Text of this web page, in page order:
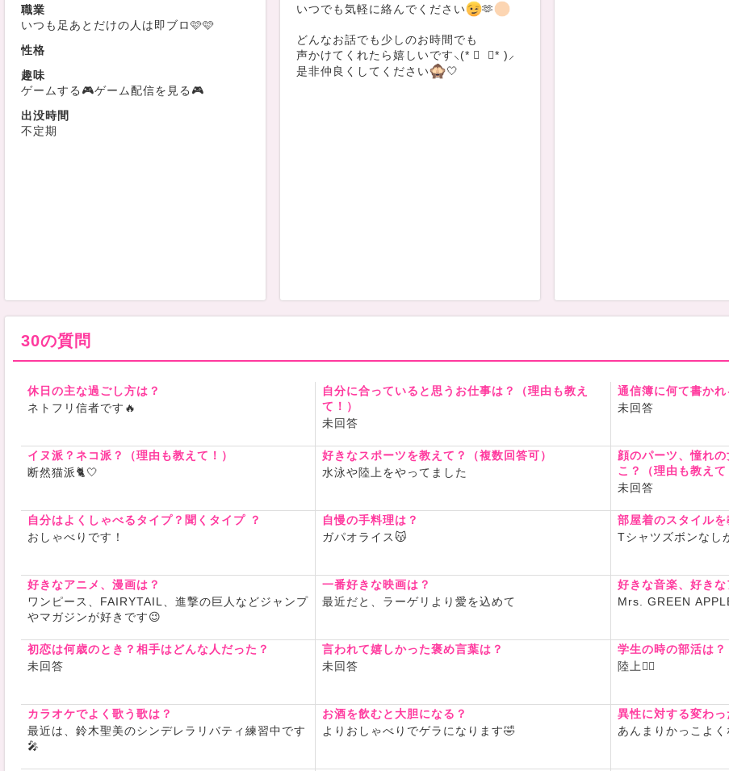
職業
いつも足あとだけの人は即ブロ🩷🩷
性格
趣味
ゲームする🎮ゲーム配信を見る🎮
出没時間
不定期
いつでも気軽に絡んでください
🫶
どんなお話でも少しのお時間でも
声かけてくれたら嬉しいです⸜(* ॑ ॑* )⸝
是非仲良くしてください
︎🤍
30の質問
休日の主な過ごし方は？
ネトフリ信者です🔥
自分に合っていると思うお仕事は？（理由も教え
て！）
未回答
通信簿に何て書かれ
未回答
イヌ派？ネコ派？（理由も教えて！）
断然猫派🐈🤍
好きなスポーツを教えて？（複数回答可）
水泳や陸上をやってました
顔のパーツ、憧れ
こ？（理由も教えて
未回答
自分はよくしゃべるタイプ？聞くタイプ ？
おしゃべりです！
自慢の手料理は？
ガパオライス😽
部屋着のスタイルを
Tシャツズボンなし
好きなアニメ、漫画は？
ワンピース、FAIRYTAIL、進撃の巨人などジャンプ
やマガジンが好きです😉
一番好きな映画は？
最近だと、ラーゲリより愛を込めて
好きな音楽、好き
Mrs. GREEN
初恋は何歳のとき？相手はどんな人だった？
未回答
言われて嬉しかった褒め言葉は？
未回答
学生の時の部活は？
陸上🏃‍♂️
カラオケでよく歌う歌は？
最近は、鈴木聖美のシンデレラリバティ練習中です
🎤
お酒を飲むと大胆になる？
よりおしゃべりでゲラになります🤣
異性に対する変わ
あんまりかっこよ